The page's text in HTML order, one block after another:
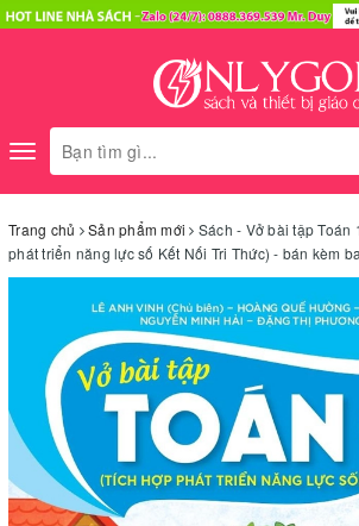
Toggle
navigation
Trang chủ Sản phẩm mới
Sách - Vở bài tập Toán
phát triển năng lực số Kết Nối Tri Thức) - bán kèm